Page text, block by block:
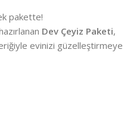
pakette!
Dev Çeyiz Paketi,
evinizi güzelleştirmeye